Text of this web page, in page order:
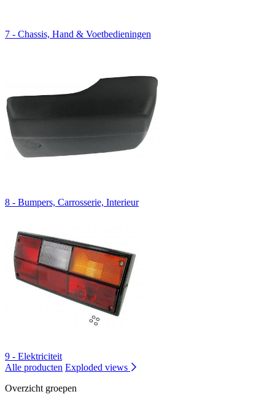
7 - Chassis, Hand & Voetbedieningen
8 - Bumpers, Carrosserie, Interieur
9 - Elektriciteit
Alle producten Exploded views
Overzicht groepen